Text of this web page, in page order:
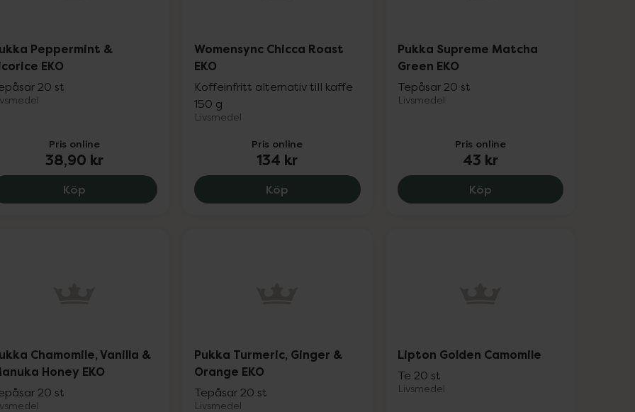
Peppermint &
EKO
20 st
Pris online
38,90 kr
Köp Pukka Peppermint & Licorice EKO, 38.9 kr.
Womensync Chicca Roast
EKO
Koffeinfritt alternativ till kaffe
150 g
Livsmedel
Pris online
134 kr
Köp Womensync Chicca Roast EKO, 134 kr.
Pukka Supreme Matcha
Green EKO
Tepåsar 20 st
Livsmedel
Pris online
43 kr
KöpPukka Supreme Matcha
Chamomile, Vanilla &
Honey EKO
20 st
Pukka Turmeric, Ginger &
Orange EKO
Tepåsar 20 st
Livsmedel
Lipton Golden Camomile
Te 20 st
Livsmedel